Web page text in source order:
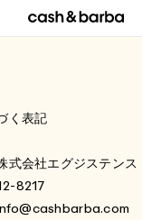
く表記
式会社エグジステンス
8217